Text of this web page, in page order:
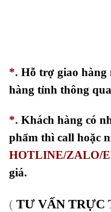
*. Hỗ trợ giao hàng
hàng tỉnh thông
*. Khách hàng có
phẩm thì call hoặc
HOTLINE/ZALO/
giá.
( TƯ VẤN TRỰC